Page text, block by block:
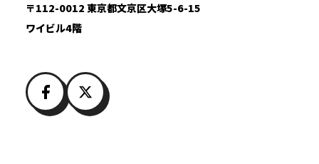
〒112-0012 東京都文京区大塚5-6-15
ワイビル4階